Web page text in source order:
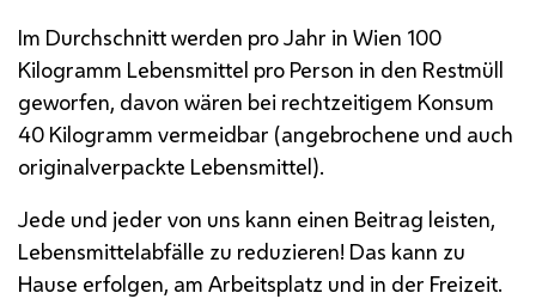
Im Durchschnitt werden pro Jahr in Wien 100
Kilogramm Lebensmittel pro Person in den Restmüll
geworfen, davon wären bei rechtzeitigem Konsum
40 Kilogramm vermeidbar (angebrochene und auch
originalverpackte Lebensmittel).
Jede und jeder von uns kann einen Beitrag leisten,
Lebensmittelabfälle zu reduzieren! Das kann zu
Hause erfolgen, am Arbeitsplatz und in der Freizeit.